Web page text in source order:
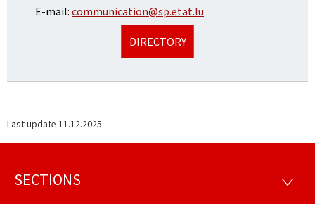
E-mail:communication@sp.etat.lu
DIRECTORY
Last update 11.12.2025
Footer
SECTIONS